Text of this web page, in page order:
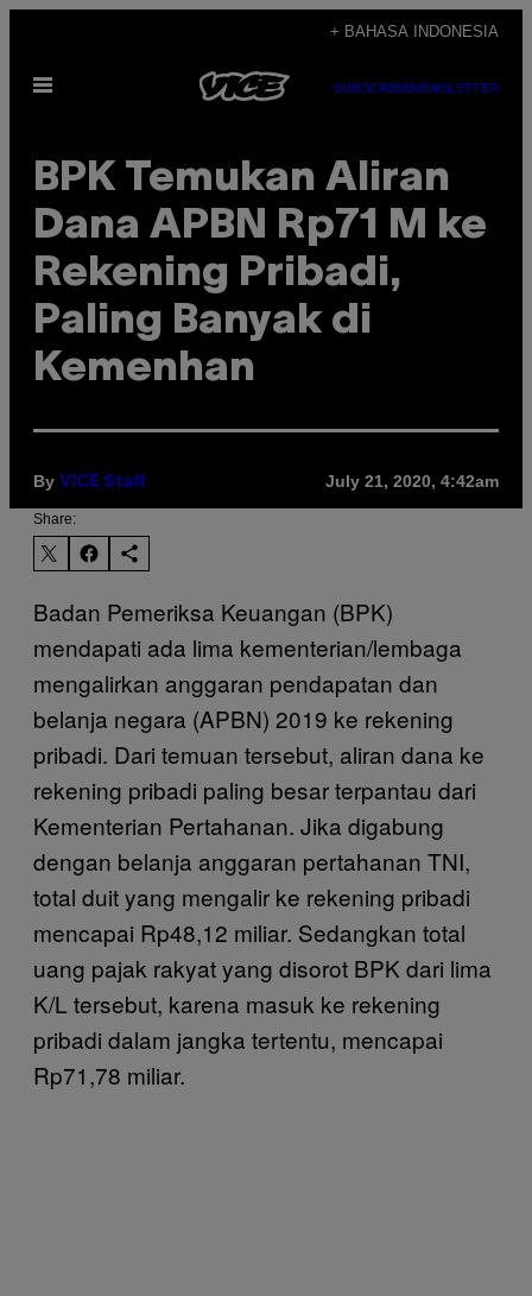
content
+ BAHASA INDONESIA
Open
SUBSCRIBENEWSLETTER
BPK Temukan Aliran
Dana APBN Rp71 M ke
Rekening Pribadi,
Paling Banyak di
Kemenhan
By VICE Staff July 21, 2020, 4:42am
Share:
Badan Pemeriksa Keuangan (BPK)
mendapati ada lima kementerian/lembaga
mengalirkan anggaran pendapatan dan
belanja negara (APBN) 2019 ke rekening
pribadi. Dari temuan tersebut, aliran dana ke
rekening pribadi paling besar terpantau dari
Kementerian Pertahanan. Jika digabung
dengan belanja anggaran pertahanan TNI,
total duit yang mengalir ke rekening pribadi
mencapai Rp48,12 miliar. Sedangkan total
uang pajak rakyat yang disorot BPK dari lima
K/L tersebut, karena masuk ke rekening
pribadi dalam jangka tertentu, mencapai
Rp71,78 miliar.